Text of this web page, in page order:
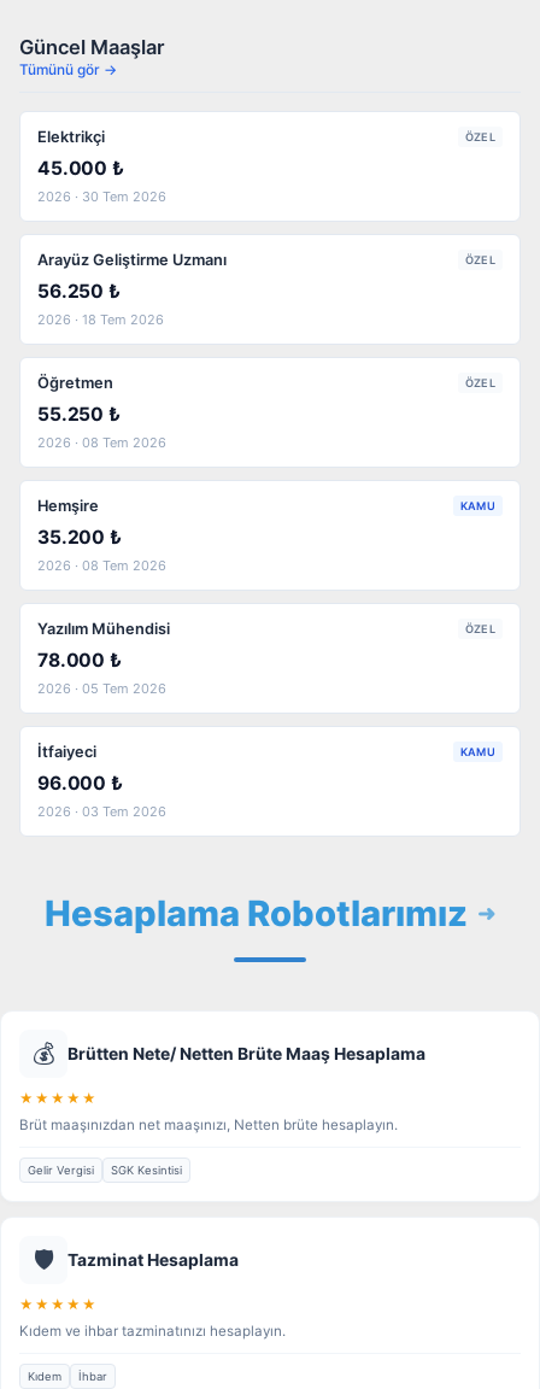
Güncel Maaşlar
Tümünü gör →
Elektrikçi ÖZEL
45.000 ₺
2026 · 30 Tem 2026
Arayüz Geliştirme Uzmanı ÖZEL
56.250 ₺
2026 · 18 Tem 2026
Öğretmen ÖZEL
55.250 ₺
2026 · 08 Tem 2026
Hemşire KAMU
35.200 ₺
2026 · 08 Tem 2026
Yazılım Mühendisi ÖZEL
78.000 ₺
2026 · 05 Tem 2026
İtfaiyeci KAMU
96.000 ₺
2026 · 03 Tem 2026
Hesaplama Robotlarımız
💰 Brütten Nete/ Netten Brüte Maaş Hesaplama
★★★★★
Brüt maaşınızdan net maaşınızı, Netten brüte hesaplayın.
Gelir Vergisi SGK Kesintisi
🛡️ Tazminat Hesaplama
★★★★★
Kıdem ve ihbar tazminatınızı hesaplayın.
Kıdem İhbar